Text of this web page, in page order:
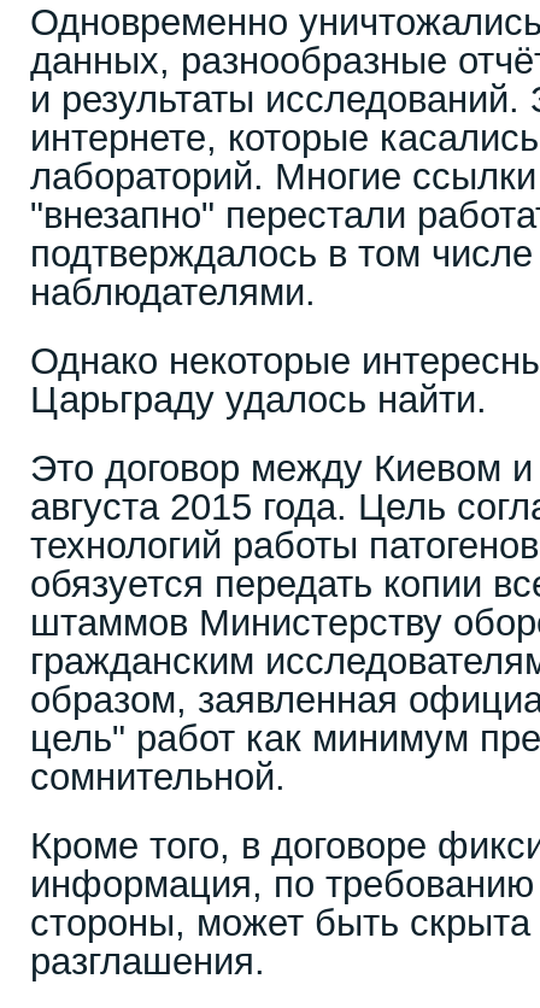
Одновременно
данных, разнообразные
и результаты
интернете, которые
лабораторий. Многие
"внезапно" перестали
подтверждалось в том
наблюдателями.
Однако некоторые
Царьграду удалось найти.
Это договор между Киевом
августа 2015 года. Цель
технологий работы
обязуется передать копии
штаммов Министерству
гражданским
образом, заявленная
цель" работ как минимум
сомнительной.
Кроме того, в договоре
информация, по требованию
стороны, может быть скрыта
разглашения.